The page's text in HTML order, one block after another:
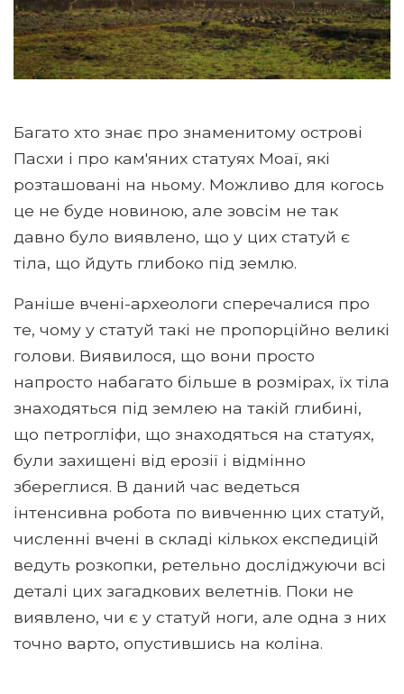
Багато хто знає про знаменитому острові
Пасхи і про кам'яних статуях Моаї, які
розташовані на ньому. Можливо для когось
це не буде новиною, але зовсім не так
давно було виявлено, що у цих статуй є
тіла, що йдуть глибоко під землю.
Раніше вчені-археологи сперечалися про
те, чому у статуй такі не пропорційно великі
голови. Виявилося, що вони просто
напросто набагато більше в розмірах, їх тіла
знаходяться під землею на такій глибині,
що петрогліфи, що знаходяться на статуях,
були захищені від ерозії і відмінно
збереглися. В даний час ведеться
інтенсивна робота по вивченню цих статуй,
численні вчені в складі кількох експедицій
ведуть розкопки, ретельно досліджуючи всі
деталі цих загадкових велетнів. Поки не
виявлено, чи є у статуй ноги, але одна з них
точно варто, опустившись на коліна.